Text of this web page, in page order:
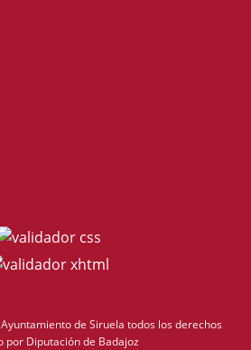
de Siruela todos los derechos
por Diputación de Badajoz